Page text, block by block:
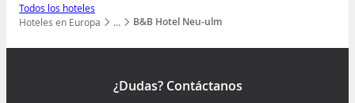
Todos los hoteles
…
Mostrar todos los niveles
Hoteles en Europa B&B Hotel Neu-ulm
¿Dudas? Contáctanos